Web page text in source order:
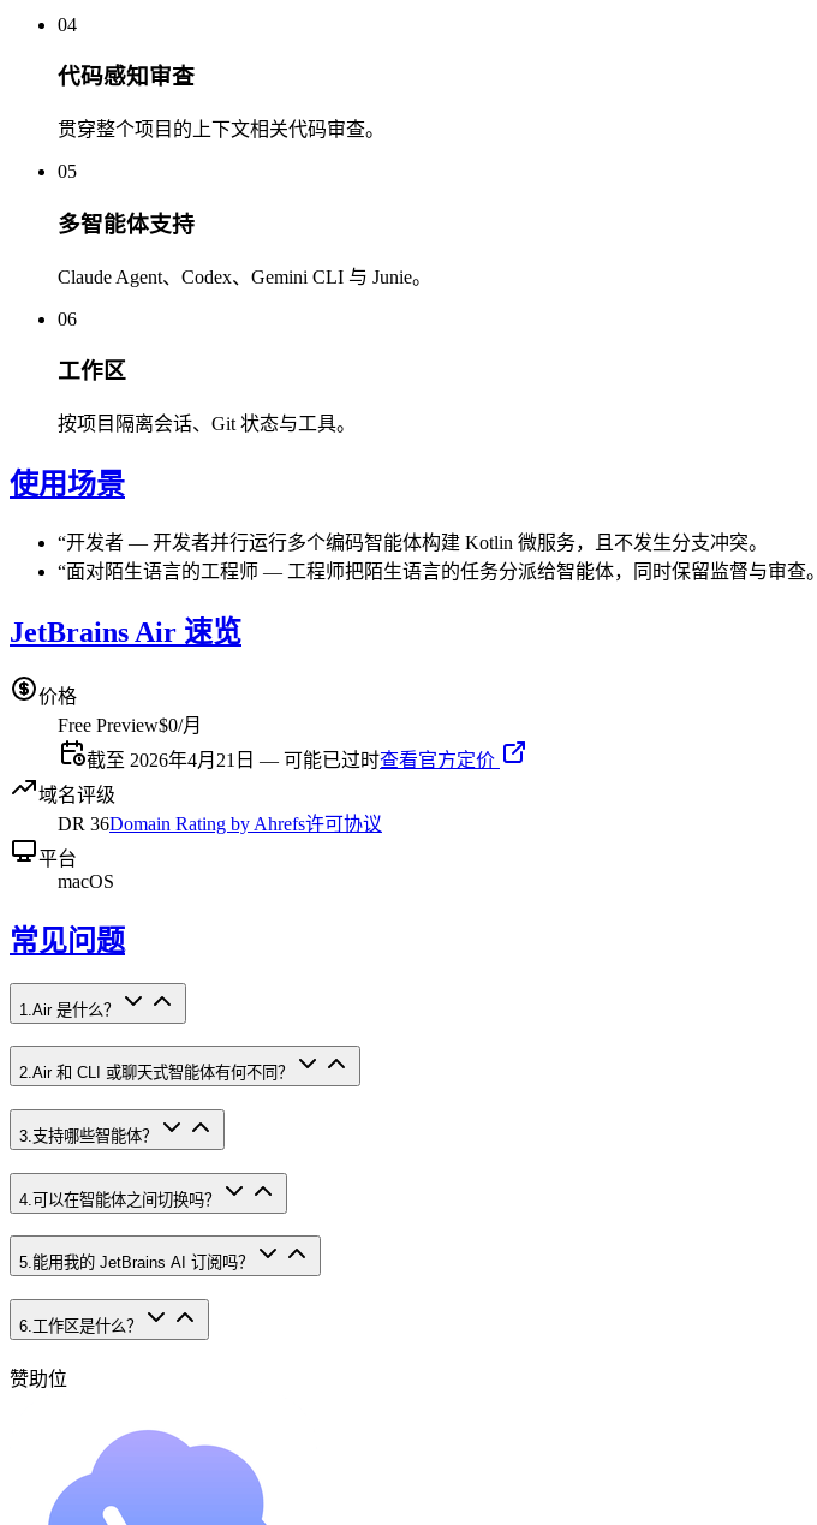
04
代码感知审查
贯穿整个项目的上下文相关代码审查。
05
多智能体支持
Claude Agent、Codex、Gemini CLI 与 Junie。
06
工作区
按项目隔离会话、Git 状态与工具。
使用场景
“开发者 — 开发者并行运行多个编码智能体构建 Kotlin 微服务，且不发生分支冲突。
“面对陌生语言的工程师 — 工程师把陌生语言的任务分派给智能体，同时保留监督与审查。
JetBrains Air 速览
价格
Free Preview$0/月
截至 2026年4月21日 — 可能已过时查看官方定价
域名评级
DR 36Domain Rating by Ahrefs许可协议
平台
macOS
常见问题
1 Air 是什么？
2.Air 和 CLI 或聊天式智能体有何不同？
3 支持哪些智能体？
4 可以在智能体之间切换吗？
5.能用我的 JetBrains AI 订阅吗？
6.工作区是什么？
赞助位